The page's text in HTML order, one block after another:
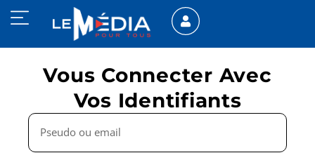
Vous Connecter Avec
Vos Identifiants